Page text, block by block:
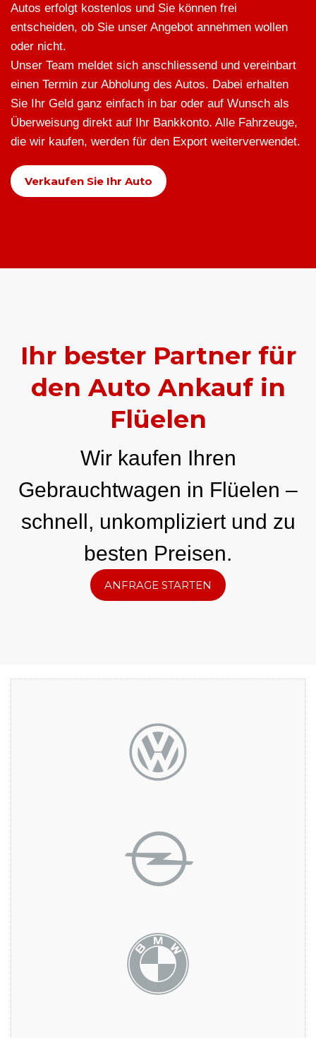
Autos erfolgt kostenlos und Sie können frei
entscheiden, ob Sie unser Angebot annehmen wollen
oder nicht.
Unser Team meldet sich anschliessend und vereinbart
einen Termin zur Abholung des Autos. Dabei erhalten
Sie Ihr Geld ganz einfach in bar oder auf Wunsch als
Überweisung direkt auf Ihr Bankkonto. Alle Fahrzeuge,
die wir kaufen, werden für den Export weiterverwendet.
Verkaufen Sie Ihr Auto
Ihr bester Partner für
den Auto Ankauf in
Flüelen
Wir kaufen Ihren
Gebrauchtwagen in Flüelen –
schnell, unkompliziert und zu
besten Preisen.
ANFRAGE STARTEN